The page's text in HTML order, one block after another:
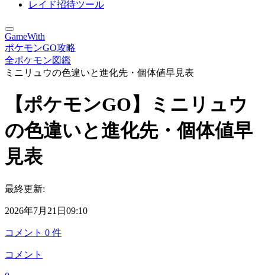
レイド招待ツール
GameWith
ポケモンGO攻略
全ポケモン図鑑
ミニリュウの色違いと進化先・個体値早見表
【ポケモンGO】ミニリュウ
の色違いと進化先・個体値早
見表
最終更新:
2026年7月21日09:10
コメント 0 件
コメント